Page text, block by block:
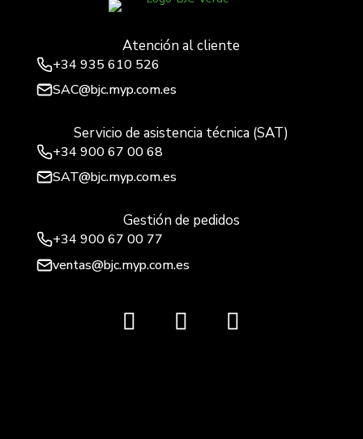
Atención al cliente
+34 935 610 526
SAC@bjc.myp.com.es
Servicio de asistencia técnica (SAT)
+34 900 67 00 68
SAT@bjc.myp.com.es
Gestión de pedidos
+34 900 67 00 77
ventas@bjc.myp.com.es